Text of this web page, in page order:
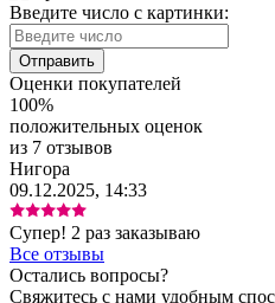
Введите число с картинки:
Оценки покупателей
100%
положительных оценок
из 7 отзывов
Нигора
09.12.2025, 14:33
Супер! 2 раз заказываю
Все отзывы
Остались вопросы?
Свяжитесь с нами удобным